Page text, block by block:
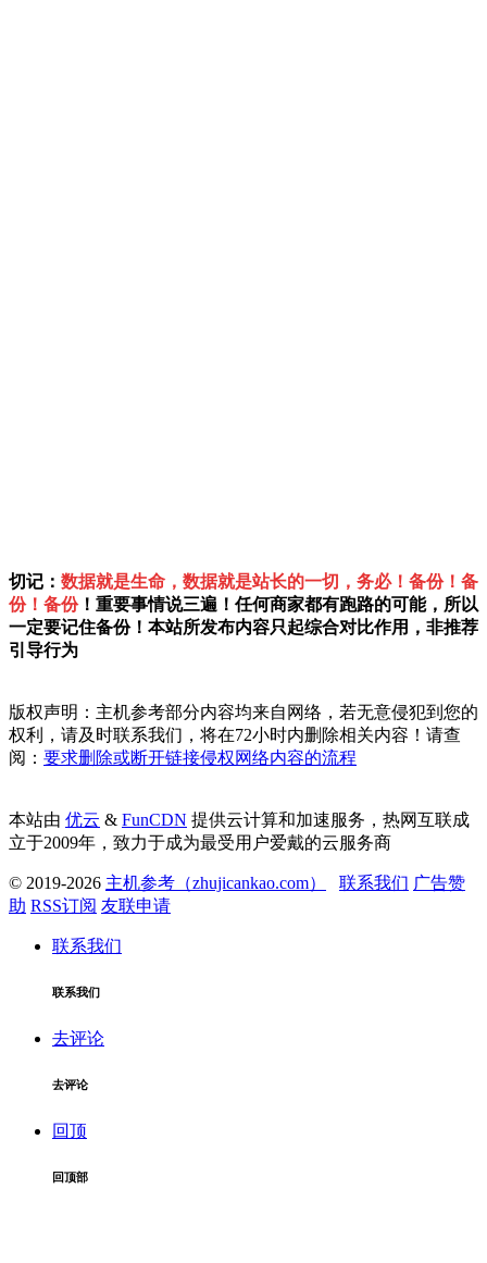
切记： 数据就是生命，数据就是站长的一切，务必！备份！备
份！备份！重要事情说三遍！任何商家都有跑路的可能，所以
一定要记住备份！本站所发布内容只起综合对比作用，非推荐
引导行为
版权声明：主机参考部分内容均来自网络，若无意侵犯到您的
权利，请及时联系我们，将在72小时内删除相关内容！请查
阅： 要求删除或断开链接侵权网络内容的流程
本站由 优云 & FunCDN 提供云计算和加速服务，热网互联成
立于2009年，致力于成为最受用户爱戴的云服务商
© 2019-2026 主机参考（zhujicankao.com） 联系我们 广告赞
助 RSS订阅 友联申请
联系我们
联系我们
去评论
去评论
回顶
回顶部